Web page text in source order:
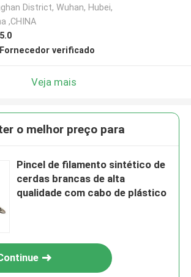
District, Wuhan, Hubei,
,CHINA
5.0
Fornecedor verificado
Veja mais
o melhor preço para
Pincel de filamento sintético de
cerdas brancas de alta
qualidade com cabo de plástico